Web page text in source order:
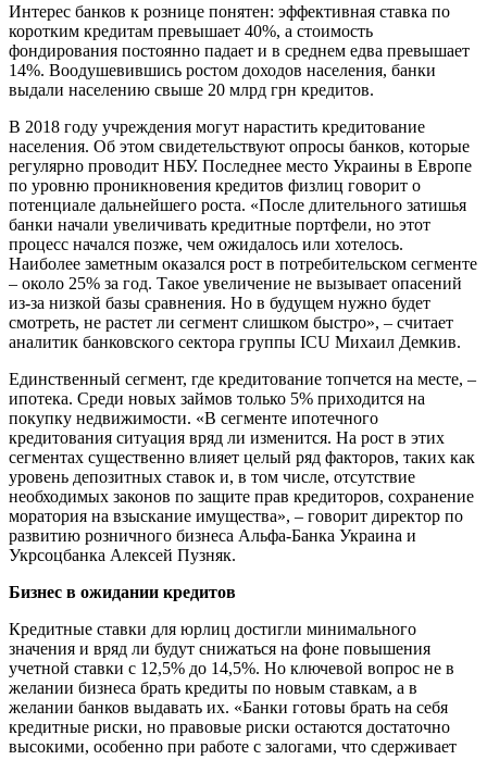
Интерес банков к рознице понятен: эффективная ставка по
коротким кредитам превышает 40%, а стоимость
фондирования постоянно падает и в среднем едва превышает
14%. Воодушевившись ростом доходов населения, банки
выдали населению свыше 20 млрд грн кредитов.
В 2018 году учреждения могут нарастить кредитование
населения. Об этом свидетельствуют опросы банков, которые
регулярно проводит НБУ. Последнее место Украины в Европе
по уровню проникновения кредитов физлиц говорит о
потенциале дальнейшего роста. «После длительного затишья
банки начали увеличивать кредитные портфели, но этот
процесс начался позже, чем ожидалось или хотелось.
Наиболее заметным оказался рост в потребительском сегменте
– около 25% за год. Такое увеличение не вызывает опасений
из-за низкой базы сравнения. Но в будущем нужно будет
смотреть, не растет ли сегмент слишком быстро», – считает
аналитик банковского сектора группы ICU Михаил Демкив.
Единственный сегмент, где кредитование топчется на месте, –
ипотека. Среди новых займов только 5% приходится на
покупку недвижимости. «В сегменте ипотечного
кредитования ситуация вряд ли изменится. На рост в этих
сегментах существенно влияет целый ряд факторов, таких как
уровень депозитных ставок и, в том числе, отсутствие
необходимых законов по защите прав кредиторов, сохранение
моратория на взыскание имущества», – говорит директор по
развитию розничного бизнеса Альфа-Банка Украина и
Укрсоцбанка Алексей Пузняк.
Бизнес в ожидании кредитов
Кредитные ставки для юрлиц достигли минимального
значения и вряд ли будут снижаться на фоне повышения
учетной ставки с 12,5% до 14,5%. Но ключевой вопрос не в
желании бизнеса брать кредиты по новым ставкам, а в
желании банков выдавать их. «Банки готовы брать на себя
кредитные риски, но правовые риски остаются достаточно
высокими, особенно при работе с залогами, что сдерживает